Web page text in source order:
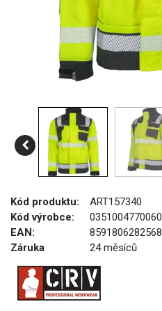
Kód produktu:
ART157340
Kód výrobce:
0351004770060
EAN:
8591806282568
Záruka
24 měsíců